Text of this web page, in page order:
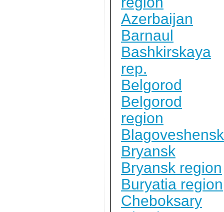
Azerbaijan
Barnaul
Bashkirskaya
rep.
Belgorod
Belgorod
region
Blagoveshensk
Bryansk
Bryansk region
Buryatia region
Cheboksary